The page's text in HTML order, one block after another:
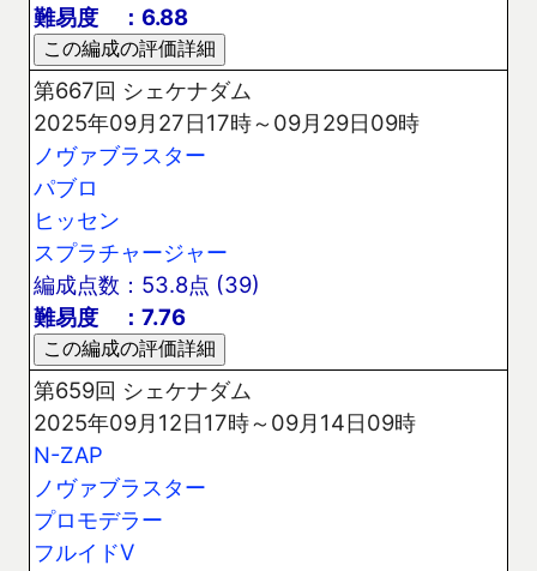
難易度 ：6.88
第667回 シェケナダム
2025年09月27日17時～09月29日09時
ノヴァブラスター
パブロ
ヒッセン
スプラチャージャー
編成点数：53.8点 (39)
難易度 ：7.76
第659回 シェケナダム
2025年09月12日17時～09月14日09時
N-ZAP
ノヴァブラスター
プロモデラー
フルイドV